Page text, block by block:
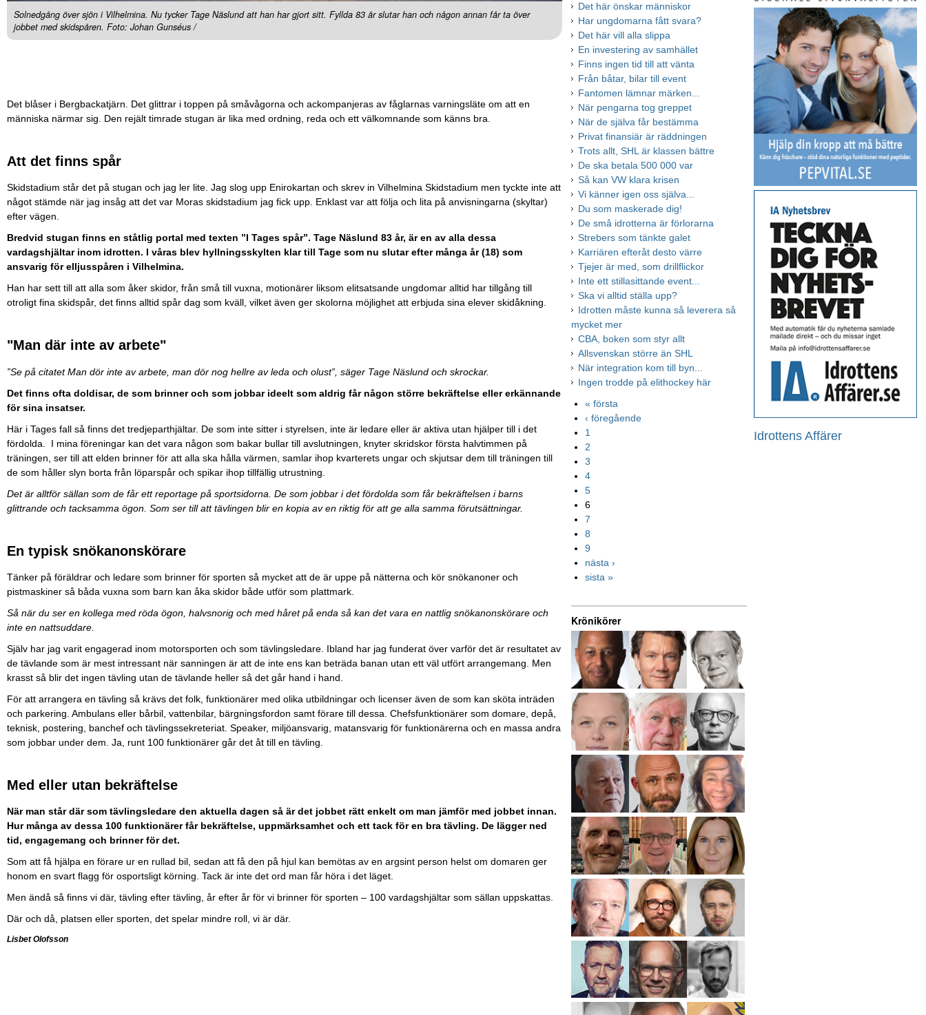
Solnedgång över sjön i Vilhelmina. Nu tycker Tage Näslund att han har gjort sitt. Fyllda 83 år slutar han och någon annan får ta över
jobbet med skidspåren. Foto: Johan Gunséus /
Det blåser i Bergbackatjärn. Det glittrar i toppen på småvågorna och ackompanjeras av fåglarnas varningsläte om att en
människa närmar sig. Den rejält timrade stugan är lika med ordning, reda och ett välkomnande som känns bra.
Att det finns spår
Skidstadium står det på stugan och jag ler lite. Jag slog upp Enirokartan och skrev in Vilhelmina Skidstadium men tyckte inte att
något stämde när jag insåg att det var Moras skidstadium jag fick upp. Enklast var att följa och lita på anvisningarna (skyltar)
efter vägen.
Bredvid stugan finns en ståtlig portal med texten ”I Tages spår”. Tage Näslund 83 år, är en av alla dessa
vardagshjältar inom idrotten. I våras blev hyllningsskylten klar till Tage som nu slutar efter många år (18) som
ansvarig för elljusspåren i Vilhelmina.
Han har sett till att alla som åker skidor, från små till vuxna, motionärer liksom elitsatsande ungdomar alltid har tillgång till
otroligt fina skidspår, det finns alltid spår dag som kväll, vilket även ger skolorna möjlighet att erbjuda sina elever skidåkning.
"Man där inte av arbete"
”Se på citatet Man dör inte av arbete, man dör nog hellre av leda och olust”, säger Tage Näslund och skrockar.
Det finns ofta doldisar, de som brinner och som jobbar ideelt som aldrig får någon större bekräftelse eller erkännande
för sina insatser.
Här i Tages fall så finns det tredjeparthjältar. De som inte sitter i styrelsen, inte är ledare eller är aktiva utan hjälper till i det
fördolda. I mina föreningar kan det vara någon som bakar bullar till avslutningen, knyter skridskor första halvtimmen på
träningen, ser till att elden brinner för att alla ska hålla värmen, samlar ihop kvarterets ungar och skjutsar dem till träningen till
de som håller slyn borta från löparspår och spikar ihop tillfällig utrustning.
Det är alltför sällan som de får ett reportage på sportsidorna. De som jobbar i det fördolda som får bekräftelsen i barns
glittrande och tacksamma ögon. Som ser till att tävlingen blir en kopia av en riktig för att ge alla samma förutsättningar.
En typisk snökanonskörare
Tänker på föräldrar och ledare som brinner för sporten så mycket att de är uppe på nätterna och kör snökanoner och
pistmaskiner så båda vuxna som barn kan åka skidor både utför som plattmark.
Så när du ser en kollega med röda ögon, halvsnorig och med håret på enda så kan det vara en nattlig snökanonskörare och
inte en nattsuddare.
Själv har jag varit engagerad inom motorsporten och som tävlingsledare. Ibland har jag funderat över varför det är resultatet av
de tävlande som är mest intressant när sanningen är att de inte ens kan beträda banan utan ett väl utfört arrangemang. Men
krasst så blir det ingen tävling utan de tävlande heller så det går hand i hand.
För att arrangera en tävling så krävs det folk, funktionärer med olika utbildningar och licenser även de som kan sköta inträden
och parkering. Ambulans eller bårbil, vattenbilar, bärgningsfordon samt förare till dessa. Chefsfunktionärer som domare, depå,
teknisk, postering, banchef och tävlingssekreteriat. Speaker, miljöansvarig, matansvarig för funktionärerna och en massa andra
som jobbar under dem. Ja, runt 100 funktionärer går det åt till en tävling.
Med eller utan bekräftelse
När man står där som tävlingsledare den aktuella dagen så är det jobbet rätt enkelt om man jämför med jobbet innan.
Hur många av dessa 100 funktionärer får bekräftelse, uppmärksamhet och ett tack för en bra tävling. De lägger ned
tid, engagemang och brinner för det.
Som att få hjälpa en förare ur en rullad bil, sedan att få den på hjul kan bemötas av en argsint person helst om domaren ger
honom en svart flagg för osportsligt körning. Tack är inte det ord man får höra i det läget.
Men ändå så finns vi där, tävling efter tävling, år efter år för vi brinner för sporten – 100 vardagshjältar som sällan uppskattas.
Där och då, platsen eller sporten, det spelar mindre roll, vi är där.
Lisbet Olofsson
Idrottens Affärer
Det här önskar människor
Har ungdomarna fått svara?
Det här vill alla slippa
En investering av samhället
Finns ingen tid till att vänta
Från båtar, bilar till event
Fantomen lämnar märken...
När pengarna tog greppet
När de själva får bestämma
Privat finansiär är räddningen
Trots allt, SHL är klassen bättre
De ska betala 500 000 var
Så kan VW klara krisen
Vi känner igen oss själva...
Du som maskerade dig!
De små idrotterna är förlorarna
Strebers som tänkte galet
Karriären efteråt desto värre
Tjejer är med, som drillflickor
Inte ett stillasittande event...
Ska vi alltid ställa upp?
Idrotten måste kunna så leverera så
mycket mer
CBA, boken som styr allt
Allsvenskan större än SHL
När integration kom till byn...
Ingen trodde på elithockey här
« första
‹ föregående
1
2
3
4
5
6
7
8
9
nästa ›
sista »
Krönikörer